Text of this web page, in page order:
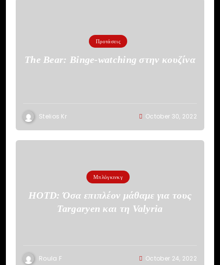
Προτάσεις
The Bear: Binge-watching στην κουζίνα
Stelios Kr October 30, 2022
Μπλόγκινκγ
HOTD: Όσα επιπλέον μάθαμε για τους
Targaryen και τη Valyria
Roula F October 24, 2022